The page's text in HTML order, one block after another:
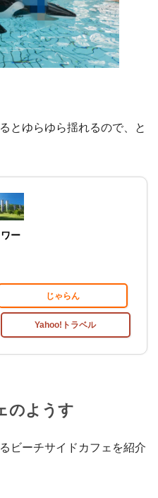
とゆらゆら揺れるので、と
ー
じゃらん
Yahoo!トラベル
のようす
ビーチサイドカフェを紹介